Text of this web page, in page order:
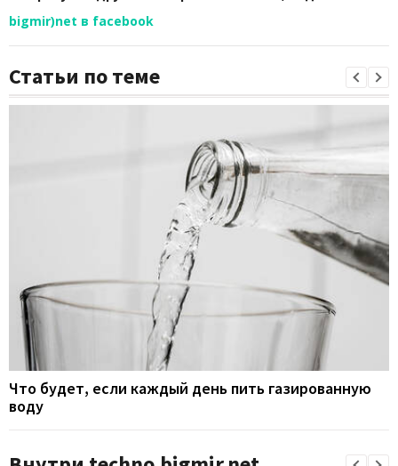
bigmir)net в facebook
Статьи по теме
Что будет, если каждый день пить газированную
воду